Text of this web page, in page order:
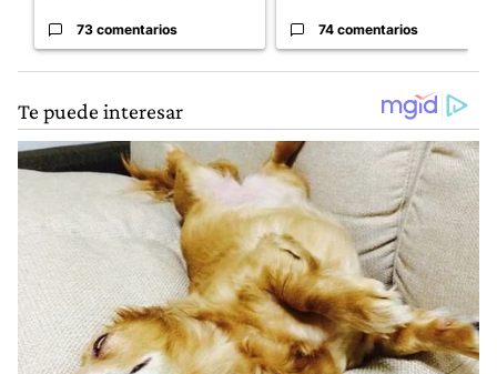
73 comentarios 74 comentarios